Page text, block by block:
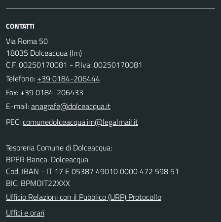
CONTATTI
Via Roma 50
18035 Dolceacqua (Im)
C.F. 00250170081 - P.Iva: 00250170081
Telefono: +39 0184-206444
Fax: +39 0184-206433
E-mail:
PEC:
Tesoreria Comune di Dolceacqua:
BPER Banca. Dolceacqua
Cod. IBAN - IT 17 E 05387 49010 0000 472 598 51
BIC: BPMOIT22XXX
Ufficio Relazioni con il Pubblico (URP) Protocollo
Uffici e orari